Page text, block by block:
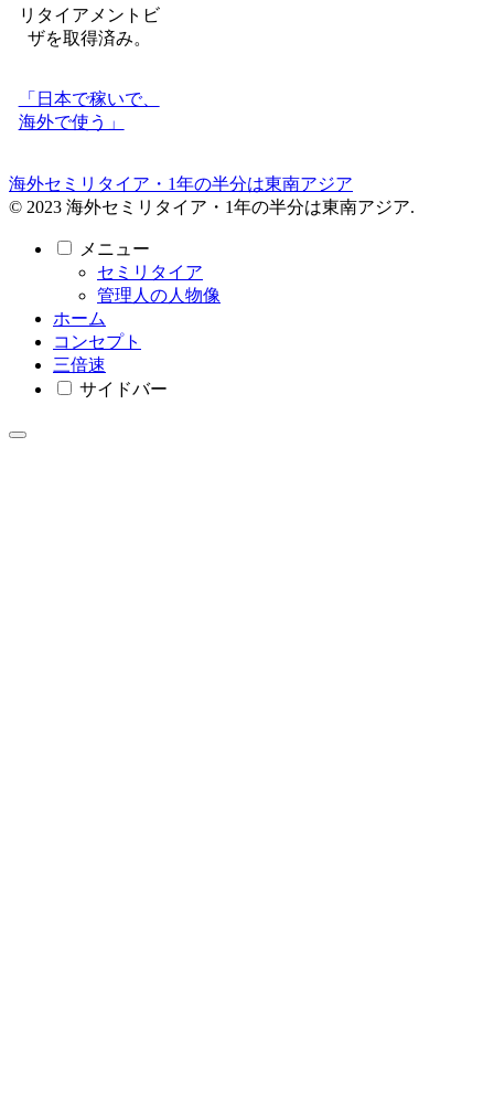
リタイアメントビ
ザを取得済み。
「日本で稼いで、
海外で使う」
海外セミリタイア・1年の半分は東南アジア
© 2023 海外セミリタイア・1年の半分は東南アジア.
メニュー
セミリタイア
管理人の人物像
ホーム
コンセプト
三倍速
サイドバー